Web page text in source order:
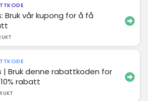
Bruk vår kupong for å få
| Bruk denne rabattkoden for
rabatt